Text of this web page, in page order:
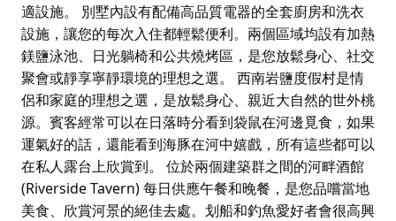
適設施。 別墅內設有配備高品質電器的全套廚房和洗衣
設施，讓您的每次入住都輕鬆便利。兩個區域均設有加熱
鎂鹽泳池、日光躺椅和公共燒烤區，是您放鬆身心、社交
聚會或靜享寧靜環境的理想之選。 西南岩鹽度假村是情
侶和家庭的理想之選，是放鬆身心、親近大自然的世外桃
源。賓客經常可以在日落時分看到袋鼠在河邊覓食，如果
運氣好的話，還能看到海豚在河中嬉戲，所有這些都可以
在私人露台上欣賞到。 位於兩個建築群之間的河畔酒館
(Riverside Tavern) 每日供應午餐和晚餐，是您品嚐當地
美食、欣賞河景的絕佳去處。划船和釣魚愛好者會很高興